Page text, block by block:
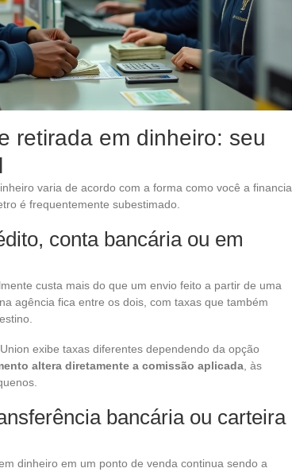
retirada em dinheiro: seu
varia de acordo com a forma como você a financia
é frequentemente subestimado.
conta bancária ou em
custa mais do que um envio feito a partir de uma
agência fica entre os dois, com taxas que também
exibe taxas diferentes dependendo da opção
altera diretamente a comissão aplicada , às
bancária ou carteira
dinheiro em um ponto de venda continua sendo a